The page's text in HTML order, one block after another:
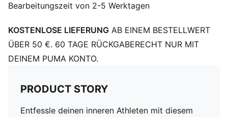
Bearbeitungszeit von 2-5 Werktagen
KOSTENLOSE LIEFERUNG AB EINEM BESTELLWERT
ÜBER 50 €. 60 TAGE RÜCKGABERECHT NUR MIT
DEINEM PUMA KONTO.
PRODUCT STORY
Entfessle deinen inneren Athleten mit diesem